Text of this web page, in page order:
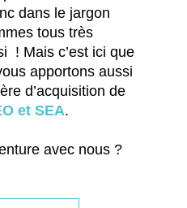
dans le jargon
tous très
! Mais c’est ici que
apportons aussi
d’acquisition de
et SEA.
avec nous ?